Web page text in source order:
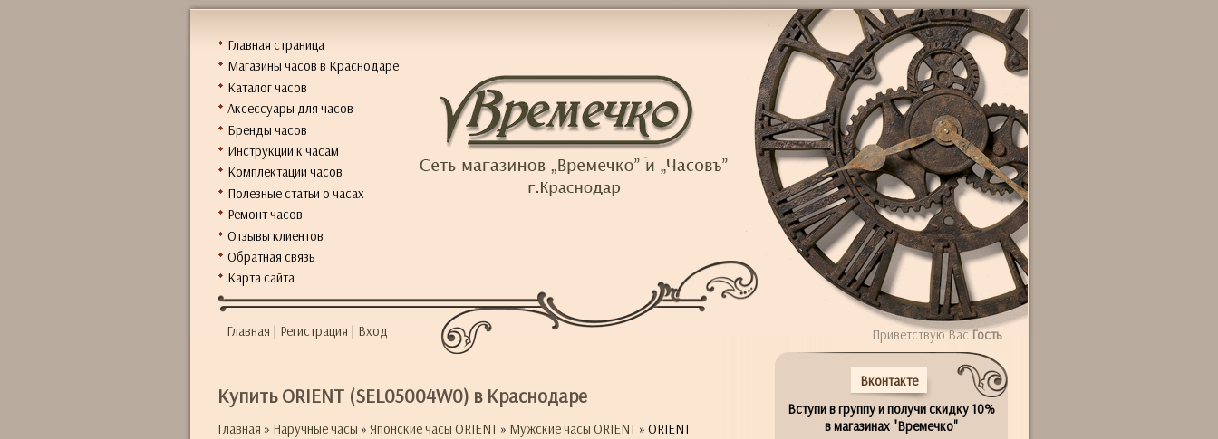
Главная страница
Магазины часов в Краснодаре
Каталог часов
Аксессуары для часов
Бренды часов
Инструкции к часам
Комплектации часов
Полезные статьи о часах
Ремонт часов
Отзывы клиентов
Обратная связь
Карта сайта
Главная | Регистрация | Вход
Купить ORIENT (SEL05004W0) в Краснодаре
Главная » Наручные часы » Японские часы ORIENT» Мужские часы ORIENT» ORIENT
Приветствую ВасГость
Вконтакте
Вступи в группу и получи скидку 10%
в магазинах "Времечко"